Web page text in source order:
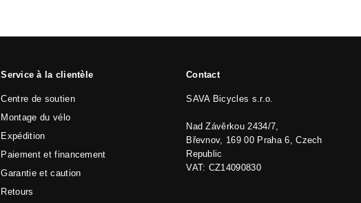
Service à la clientèle
Centre de soutien
Montage du vélo
Expédition
Paiement et financement
Garantie et caution
Retours
Contact
SAVA Bicycles s.r.o.
Nad Závěrkou 2434/7,
Břevnov, 169 00 Praha 6, Czech
Republic
VAT: CZ14090830